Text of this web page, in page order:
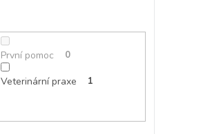
První pomoc 0
Veterinární praxe 1